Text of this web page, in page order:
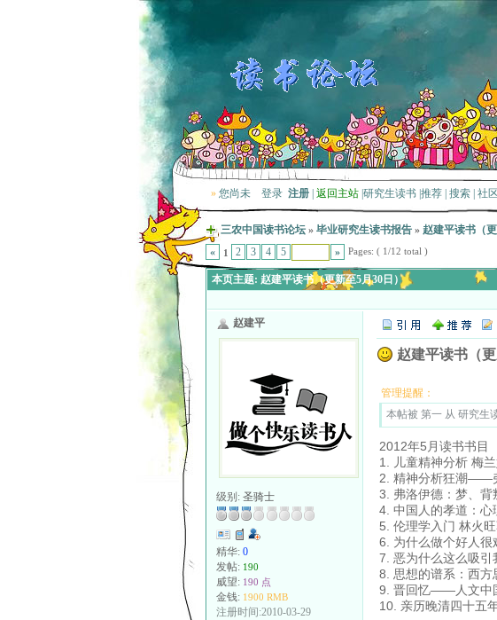
» 您尚未 登录 注册 返回主站 研究生读书 推荐 搜索 社
三农中国读书论坛 » 毕业研究生读书报告 » 赵建平读书（更
«
1 2 3 4 5 » Pages: ( 1/12 total )
本页主题: 赵建平读书（更新至5月30日）
赵建平
级别: 圣骑士
精华: 0
发帖: 190
威望: 190 点
金钱: 1900 RMB
注册时间:2010-03-29
赵建平读书（更
管理提醒：
本帖被 第一 从 研究生
2012年5月读书书目
1. 儿童精神分析 梅
2. 精神分析狂潮——
3. 弗洛伊德：梦、背
4. 中国人的孝道：心
5. 伦理学入门 林火
6. 为什么做个好人
7. 恶为什么这么吸引
8. 思想的谱系：西方
9. 晋回忆——人文中
10. 亲历晚清四十五